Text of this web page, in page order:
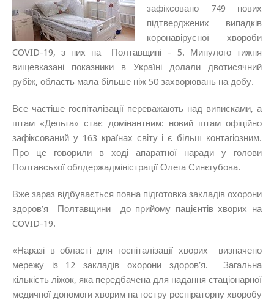
зафіксовано 749 нових
підтверджених випадків
коронавірусної хвороби
COVID-19, з них на Полтавщині – 5. Минулого тижня
вищевказані показники в Україні долали двотисячний
рубіж, область мала більше ніж 50 захворювань на добу.
Все частіше госпіталізації переважають над виписками, а
штам «Дельта» стає домінантним: новий штам офіційно
зафіксований у 163 країнах світу і є більш контагіозним.
Про це говорили в ході апаратної наради у голови
Полтавської облдержадміністрації Олега Синєгубова.
Вже зараз відбувається повна підготовка закладів охорони
здоров’я Полтавщини до прийому пацієнтів хворих на
COVID-19.
«Наразі в області для госпіталізації хворих визначено
мережу із 12 закладів охорони здоров’я. Загальна
кількість ліжок, яка передбачена для надання стаціонарної
медичної допомоги хворим на гостру респіраторну хворобу